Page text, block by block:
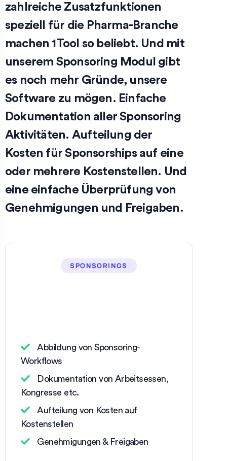
zahlreiche Zusatzfunktionen
speziell für die Pharma-Branche
machen 1Tool so beliebt. Und mit
unserem Sponsoring Modul gibt
es noch mehr Gründe, unsere
Software zu mögen. Einfache
Dokumentation aller Sponsoring
Aktivitäten. Aufteilung der
Kosten für Sponsorships auf eine
oder mehrere Kostenstellen. Und
eine einfache Überprüfung von
Genehmigungen und Freigaben.
SPONSORINGS
Abbildung von Sponsoring-
Workflows
Dokumentation von Arbeitsessen,
Kongresse etc.
Aufteilung von Kosten auf
Kostenstellen
Genehmigungen & Freigaben